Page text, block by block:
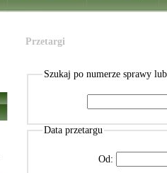
Przetargi
Szukaj po numerze sprawy
Data przetargu
Od: